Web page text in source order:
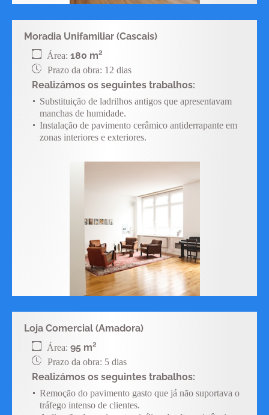
Moradia Unifamiliar (Cascais)
Área: 180 m²
Prazo da obra: 12 dias
Realizámos os seguintes trabalhos:
Substituição de ladrilhos antigos que apresentavam
manchas de humidade.
Instalação de pavimento cerâmico antiderrapante em
zonas interiores e exteriores.
Loja Comercial (Amadora)
Área: 95 m²
Prazo da obra: 5 dias
Realizámos os seguintes trabalhos:
Remoção do pavimento gasto que já não suportava o
tráfego intenso de clientes.